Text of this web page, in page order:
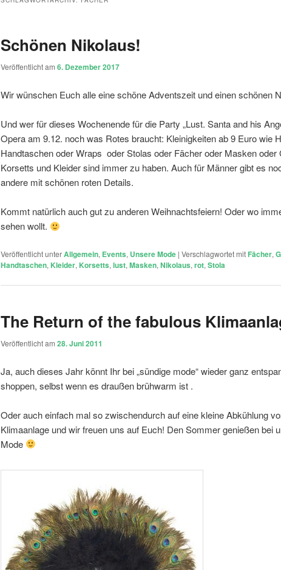
Schönen Nikolaus!
Veröffentlicht am 6. Dezember 2017
Wir wünschen Euch alle eine schöne Adventszeit und einen schönen
Und wer für dieses Wochenende für die Party „Lust. Santa and his
Opera am 9.12. noch was Rotes braucht: Kleinigkeiten ab 9 Euro wie
Handtaschen oder Wraps oder Stolas oder Fächer oder Masken oder
Korsetts und Kleider sind immer zu haben. Auch für Männer gibt es
andere mit schönen roten Details.
Kommt natürlich auch gut zu anderen Weihnachtsfeiern! Oder wo
sehen wollt.
Veröffentlicht unterAllgemein, Events, Unsere Mode | Verschlagwortet mit Fächer,
Handtaschen, Kleider, Korsetts, lust, Masken, Nikolaus, rot, Stola
The Return of the fabulous
Veröffentlicht am 28. Juni 2011
Ja, auch dieses Jahr könnt Ihr bei „sündige mode“ wieder ganz
shoppen, selbst wenn es draußen brühwarm ist .
Oder auch einfach mal so zwischendurch auf eine kleine Abkühlung
Klimaanlage und wir freuen uns auf Euch! Den Sommer genießen bei
Mode